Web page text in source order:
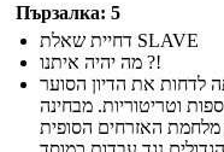
Пързалка: 5
דחיית שאלת SLAVE
מה יהיה איתנו ?!
לדחות את הדיון הסוער
וטריטוריות. מבחינה
מלחמת האזרחים הסופית